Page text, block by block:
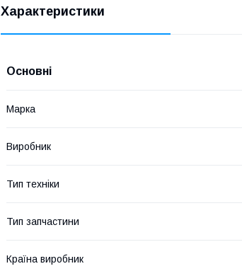
Характеристики
Основні
Марка
Виробник
Тип техніки
Тип запчастини
Країна виробник